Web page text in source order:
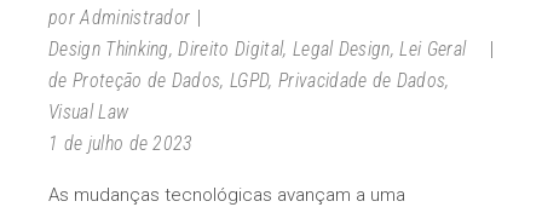
porAdministrador
Design Thinking,Direito Digital, Legal Design,Lei Geral
de Proteção de Dados,LGPD, Privacidade de Dados,
Visual Law
1 de julho de 2023
As mudanças tecnológicas avançam a uma